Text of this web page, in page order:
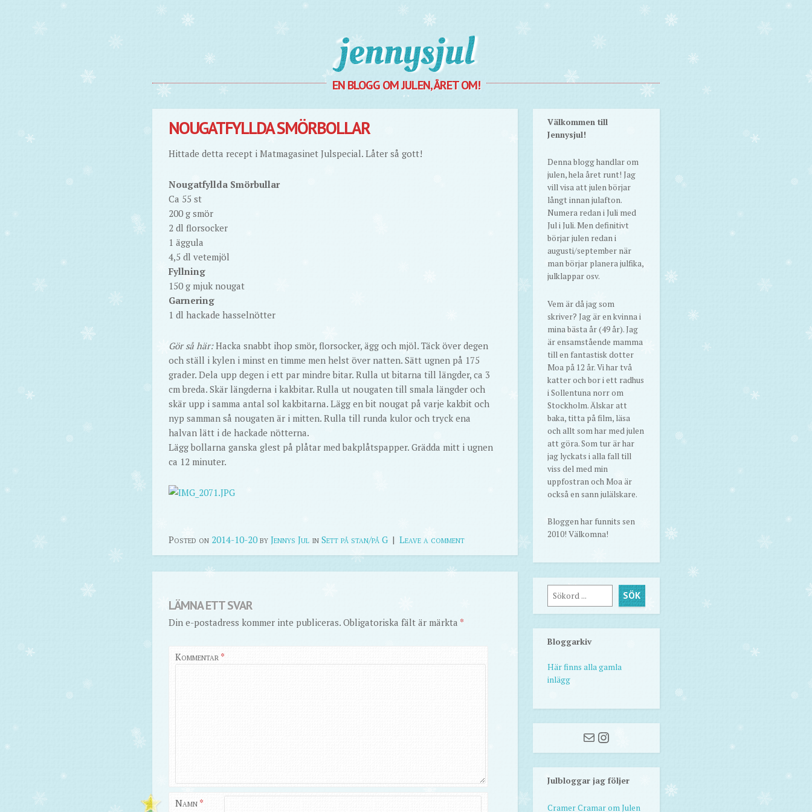
Jennysjul
EN BLOGG OM JULEN, ÅRET OM!
NOUGATFYLLDA SMÖRBOLLAR
Hittade detta recept i Matmagasinet Julspecial. Låter så gott!
Nougatfyllda Smörbullar
Ca 55 st
200 g smör
2 dl florsocker
1 äggula
4,5 dl vetemjöl
Fyllning
150 g mjuk nougat
Garnering
1 dl hackade hasselnötter
Gör så här:Hacka snabbt ihop smör, florsocker, ägg och mjöl. Täck över degen
och ställ i kylen i minst en timme men helst över natten. Sätt ugnen på 175
grader. Dela upp degen i ett par mindre bitar. Rulla ut bitarna till längder, ca 3
cm breda. Skär längderna i kakbitar. Rulla ut nougaten till smala längder och
skär upp i samma antal sol kakbitarna. Lägg en bit nougat på varje kakbit och
nyp samman så nougaten är i mitten. Rulla till runda kulor och tryck ena
halvan lätt i de hackade nötterna.
Lägg bollarna ganska glest på plåtar med bakplåtspapper. Grädda mitt i ugnen
ca 12 minuter.
Posted on 2014-10-20 by Jennys Jul in Sett på stan/på G | Leave a comment
LÄMNA ETT SVAR
Din e-postadress kommer inte publiceras. Obligatoriska fält är märkta *
Kommentar *
Namn *
Välkommen till
Jennysjul!
Denna blogg handlar om
julen, hela året runt! Jag
vill visa att julen börjar
långt innan julafton.
Numera redan i Juli med
Jul i Juli. Men definitivt
börjar julen redan i
augusti/september när
man börjar planera julfika,
julklappar osv.
Vem är då jag som
skriver? Jag är en kvinna i
mina bästa år (49 år). Jag
är ensamstående mamma
till en fantastisk dotter
Moa på 12 år. Vi har två
katter och bor i ett radhus
i Sollentuna norr om
Stockholm. Älskar att
baka, titta på film, läsa
och allt som har med julen
att göra. Som tur är har
jag lyckats i alla fall till
viss del med min
uppfostran och Moa är
också en sann julälskare.
Bloggen har funnits sen
2010! Välkomna!
Sök SÖK
Bloggarkiv
Här finns alla gamla
inlägg
MailInstagram
Julbloggar jag följer
Cramer Cramar om Julen